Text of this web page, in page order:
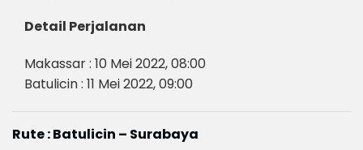
Detail Perjalanan
Makassar : 10 Mei 2022, 08:00
Batulicin : 11 Mei 2022, 09:00
Rute : Batulicin – Surabaya